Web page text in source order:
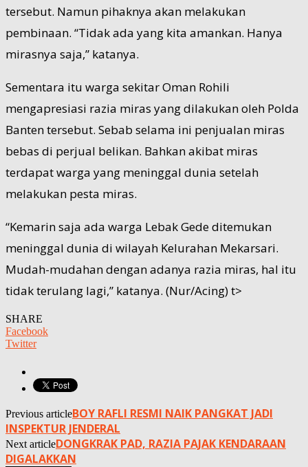
tersebut. Namun pihaknya akan melakukan
pembinaan. “Tidak ada yang kita amankan. Hanya
mirasnya saja,” katanya.
Sementara itu warga sekitar Oman Rohili
mengapresiasi razia miras yang dilakukan oleh Polda
Banten tersebut. Sebab selama ini penjualan miras
bebas di perjual belikan. Bahkan akibat miras
terdapat warga yang meninggal dunia setelah
melakukan pesta miras.
“Kemarin saja ada warga Lebak Gede ditemukan
meninggal dunia di wilayah Kelurahan Mekarsari.
Mudah-mudahan dengan adanya razia miras, hal itu
tidak terulang lagi,” katanya. (Nur/Acing) t>
SHARE
Facebook
Twitter
Previous articleBOY RAFLI RESMI NAIK PANGKAT JADI
INSPEKTUR JENDERAL
Next articleDONGKRAK PAD, RAZIA PAJAK KENDARAAN
DIGALAKKAN